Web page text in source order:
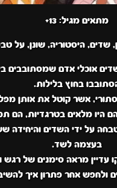
מתאים מגיל: 13+
שדים, היסטוריה, שונן, על
אוכלי אדם שמסתובבים
בחוץ בלילות.
אשר קוטל את אותן
מלאים בטרגדיות, הם
על ידי השדים והיחידה
בעצמה לשד.
עדיין מראה סימנים של
ולחפש אחר פתרון איך